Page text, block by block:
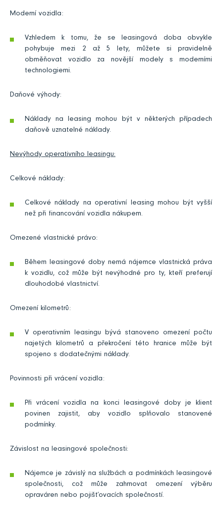
Moderní vozidla:
Vzhledem k tomu, že se leasingová doba obvykle
pohybuje mezi 2 až 5 lety, můžete si pravidelně
obměňovat vozidlo za novější modely s moderními
technologiemi.
Daňové výhody:
Náklady na leasing mohou být v některých případech
daňově uznatelné náklady.
Nevýhody operativního leasingu:
Celkové náklady:
Celkové náklady na operativní leasing mohou být vyšší
než při financování vozidla nákupem.
Omezené vlastnické právo:
Během leasingové doby nemá nájemce vlastnická práva
k vozidlu, což může být nevýhodné pro ty, kteří preferují
dlouhodobé vlastnictví.
Omezení kilometrů:
V operativním leasingu bývá stanoveno omezení počtu
najetých kilometrů a překročení této hranice může být
spojeno s dodatečnými náklady.
Povinnosti při vrácení vozidla:
Při vrácení vozidla na konci leasingové doby je klient
povinen zajistit, aby vozidlo splňovalo stanovené
podmínky.
Závislost na leasingové společnosti:
Nájemce je závislý na službách a podmínkách leasingové
společnosti, což může zahrnovat omezení výběru
opraváren nebo pojišťovacích společností.